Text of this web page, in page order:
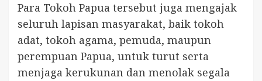
Para Tokoh Papua tersebut juga mengajak
seluruh lapisan masyarakat, baik tokoh
adat, tokoh agama, pemuda, maupun
perempuan Papua, untuk turut serta
menjaga kerukunan dan menolak segala